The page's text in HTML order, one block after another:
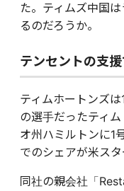
た。ティムズ中国
るのだろうか。
テンセントの支
ティムホートンズ
の選手だったティ
オ州ハミルトンに1
でのシェアが米ス
同社の親会社「